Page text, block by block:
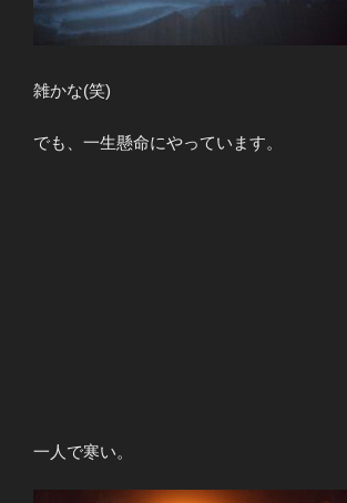
雑かな(笑)
でも、一生懸命にやっています。
一人で寒い。